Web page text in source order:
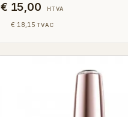
€ 15,00 HTVA
€ 18,15 TVAC